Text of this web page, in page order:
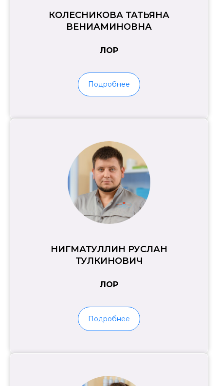
КОЛЕСНИКОВА ТАТЬЯНА
ВЕНИАМИНОВНА
ЛОР
Подробнее
НИГМАТУЛЛИН РУСЛАН
ТУЛКИНОВИЧ
ЛОР
Подробнее